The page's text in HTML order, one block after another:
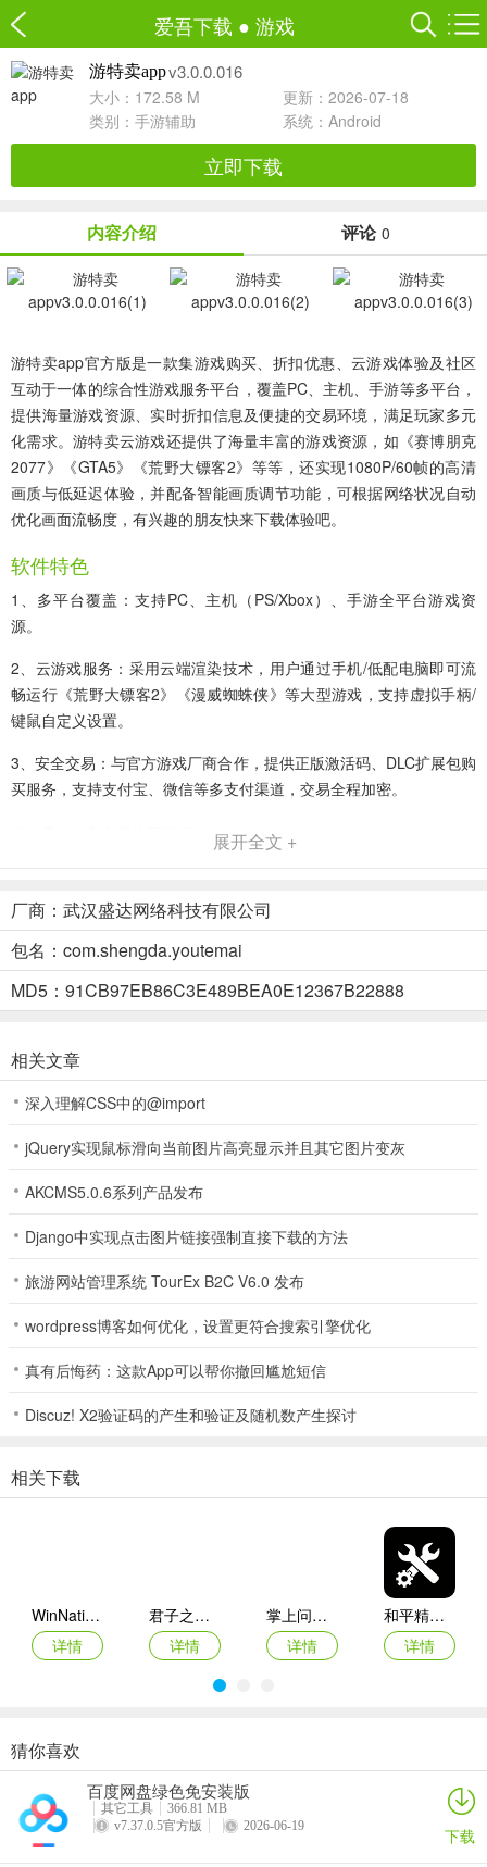
爱吾下载 ● 游戏
游特卖appv3.0.0.016
大小：172.58 M
更新：2026-07-18
类别： 手游辅助 系统：Android
立即下载
内容介绍 评论 0
游特卖app官方版是一款集游戏购买、折扣优惠、云游戏体验及社区
互动于一体的综合性游戏服务平台，覆盖PC、主机、手游等多平台，
提供海量游戏资源、实时折扣信息及便捷的交易环境，满足玩家多元
化需求。游特卖云游戏还提供了海量丰富的游戏资源，如《赛博朋克
2077》《GTA5》《荒野大镖客2》等等，还实现1080P/60帧的高清
画质与低延迟体验，并配备智能画质调节功能，可根据网络状况自动
优化画面流畅度，有兴趣的朋友快来下载体验吧。
软件特色
1、多平台覆盖：支持PC、主机（PS/Xbox）、手游全平台游戏资
源。
2、云游戏服务：采用云端渲染技术，用户通过手机/低配电脑即可流
畅运行《荒野大镖客2》《漫威蜘蛛侠》等大型游戏，支持虚拟手柄/
键鼠自定义设置。
3、安全交易：与官方游戏厂商合作，提供正版激活码、DLC扩展包购
买服务，支持支付宝、微信等多支付渠道，交易全程加密。
2、你还可以在游戏库内找你想玩的3A大作；
4、准备就绪，耐心等待下即可进入游戏；
5、开始畅玩3A大作吧。
功能介绍
【无需下载 一键启动】
随时随地为您提供海量大作云体验，游戏免下载不安装、一键启动。
【海量游戏 全面覆盖】
Steam超多人气新游即时上新，让您畅享云游戏体验。
针对手机端定制适配虚拟游戏手柄，虚拟键鼠功能，让您无需外设也
能直接上手，更提供丰富的自定义按键设置，满足您的个性定制需
求。
更新日志
游特卖全新上架，多款3A游戏等你来玩！
展开全文 +
厂商：武汉盛达网络科技有限公司
包名：com.shengda.youtemai
MD5：91CB97EB86C3E489BEA0E12367B22888
相关文章
深入理解CSS中的@import
jQuery实现鼠标滑向当前图片高亮显示并且其它图片变灰
AKCMS5.0.6系列产品发布
Django中实现点击图片链接强制直接下载的方法
旅游网站管理系统 TourEx B2C V6.0 发布
wordpress博客如何优化，设置更符合搜索引擎优化
真有后悔药：这款App可以帮你撤回尴尬短信
Discuz! X2验证码的产生和验证及随机数产生探讨
相关下载
WinNative模拟器
详情
君子之交app
详情
掌上问道app
详情
和平精英画质修改器官方正版
详情
游咔盒子app
详情
蛋仔派对蛋壳App
详情
U租号app
地瓜阁app
猜你喜欢
百度网盘绿色免安装版
其它工具
366.81 MB
v7.37.0.5官方版
2026-06-19 下载